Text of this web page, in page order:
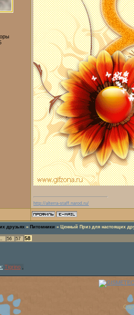
http://alterra-staff.narod.ru/
друзьях » Питомники » Ценный Приз для настоящих
56 57 58
Tigrino